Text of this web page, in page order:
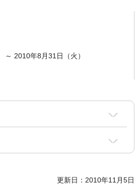
～ 2010年8月31日（火）
更新日：2010年11月5日